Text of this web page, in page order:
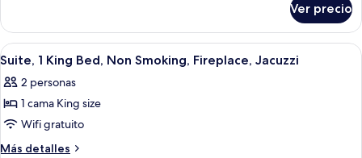
Bed,
Non
Smoking
1
King
Bed,
Smoking
Ver precio
Abrir
todas
las
fotos
de
Suite,
Caja de seguridad en la habitación y
6
Suite, 1 King Bed, Non Smoking, Fireplace, Jacuzzi
2 personas
1 cama King size
Wifi gratuito
Más detalles
Más